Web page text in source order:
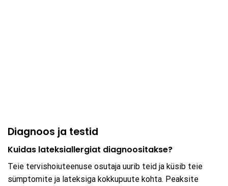
Diagnoos ja testid
Kuidas lateksiallergiat diagnoositakse?
Teie tervishoiuteenuse osutaja uurib teid ja küsib teie
sümptomite ja lateksiga kokkupuute kohta. Peaksite